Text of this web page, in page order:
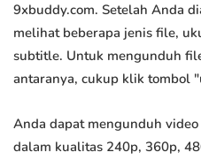
9xbuddy.com. Setelah Anda
melihat beberapa jenis file,
subtitle. Untuk mengunduh
antaranya, cukup klik tombol
Anda dapat mengunduh
dalam kualitas 240p, 360p,